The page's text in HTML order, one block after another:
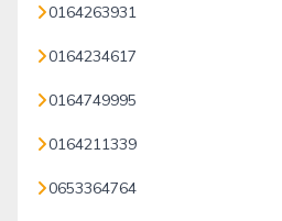
0164263931
0164234617
0164749995
0164211339
0653364764